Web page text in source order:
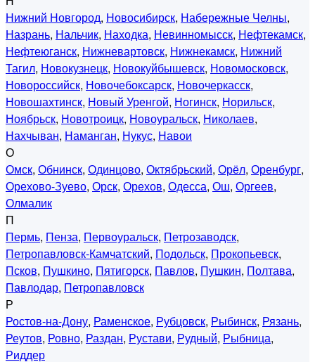
Нижний Новгород, Новосибирск, Набережные Челны,
Назрань, Нальчик, Находка, Невинномысск, Нефтекамск,
Нефтеюганск, Нижневартовск, Нижнекамск, Нижний
Тагил, Новокузнецк, Новокуйбышевск, Новомосковск,
Новороссийск, Новочебоксарск, Новочеркасск,
Новошахтинск, Новый Уренгой, Ногинск, Норильск,
Ноябрьск, Новотроицк, Новоуральск, Николаев,
Нахчыван, Наманган, Нукус, Навои
О
Омск, Обнинск, Одинцово, Октябрьский, Орёл, Оренбург,
Орехово-Зуево, Орск, Орехов, Одесса, Ош, Оргеев,
Олмалик
П
Пермь, Пенза, Первоуральск, Петрозаводск,
Петропавловск-Камчатский, Подольск, Прокопьевск,
Псков, Пушкино, Пятигорск, Павлов, Пушкин, Полтава,
Павлодар, Петропавловск
Р
Ростов-на-Дону, Раменское, Рубцовск, Рыбинск, Рязань,
Реутов, Ровно, Раздан, Рустави, Рудный, Рыбница,
Риддер